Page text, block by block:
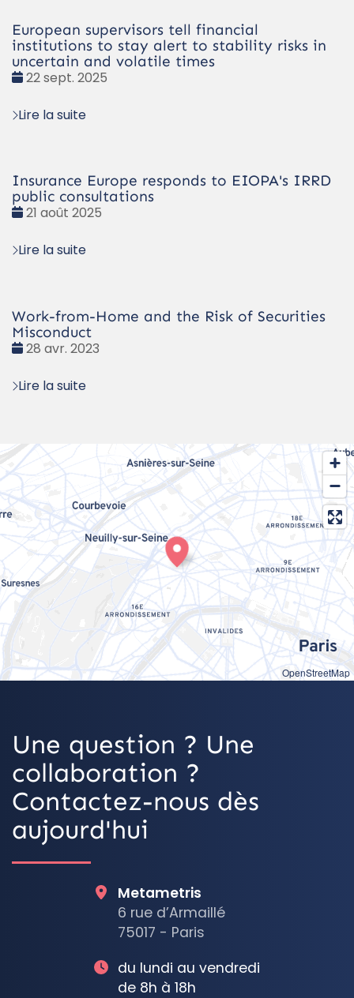
European supervisors tell financial
institutions to stay alert to stability risks in
uncertain and volatile times
Date
22 sept. 2025
Lire la suite
Insurance Europe responds to EIOPA's IRRD
public consultations
Date
21 août 2025
Lire la suite
Work-from-Home and the Risk of Securities
Misconduct
Date
28 avr. 2023
Lire la suite
OpenStreetMap
Une question ? Une
collaboration ?
Contactez-nous dès
aujourd'hui
Metametris
6 rue d’Armaillé
75017 - Paris
du lundi au vendredi
de 8h à 18h